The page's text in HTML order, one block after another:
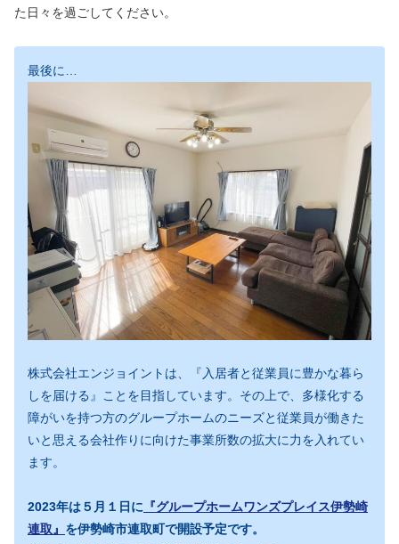
た日々を過ごしてください。
最後に…
株式会社エンジョイントは、『入居者と従業員に豊かな暮ら
しを届ける』ことを目指しています。その上で、多様化する
障がいを持つ方のグループホームのニーズと従業員が働きた
いと思える会社作りに向けた事業所数の拡大に力を入れてい
ます。
2023年は５月１日に 『グループホームワンズプレイス伊勢崎
連取』 を伊勢崎市連取町で開設予定です。